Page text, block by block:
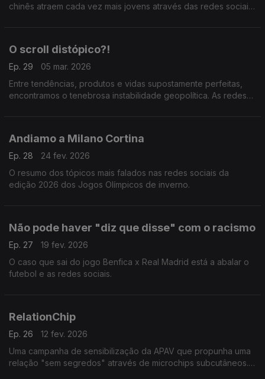
chinês atraem cada vez mais jovens através das redes sociais.
O scroll distópico?!
Ep. 29
05 mar. 2026
Entre tendências, produtos e vidas supostamente perfeitas,
encontramos o tenebrosa instabilidade geopolítica. As redes
Andiamo a Milano Cortina
Ep. 28
24 fev. 2026
O resumo dos tópicos mais falados nas redes sociais da
edição 2026 dos Jogos Olímpicos de inverno.
Não pode haver "diz que disse" com o racismo
Ep. 27
19 fev. 2026
O caso que sai do jogo Benfica x Real Madrid está a abalar o
futebol e as redes sociais.
RelationChip
Ep. 26
12 fev. 2026
Uma campanha de sensibilização da APAV que propunha uma
relação "sem segredos" através de microchips subcutâneos.